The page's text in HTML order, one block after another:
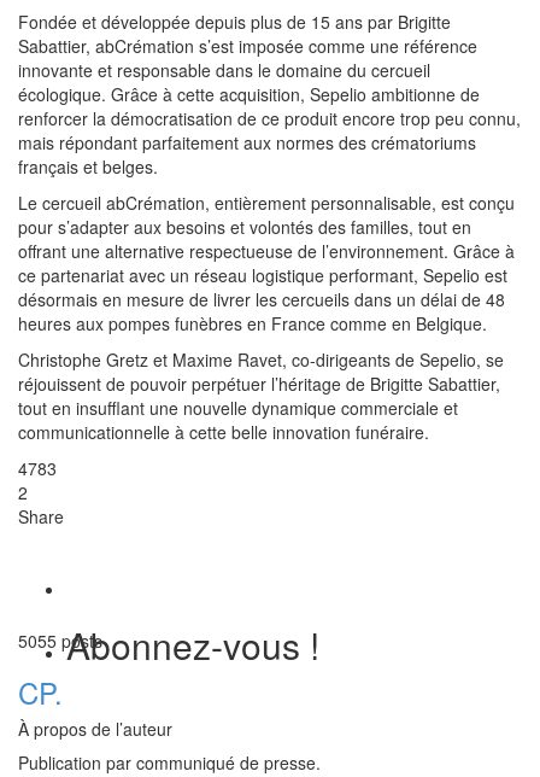
Fondée et développée depuis plus de 15 ans par Brigitte
Sabattier, abCrémation s’est imposée comme une référence
innovante et responsable dans le domaine du cercueil
écologique. Grâce à cette acquisition, Sepelio ambitionne de
renforcer la démocratisation de ce produit encore trop peu connu,
mais répondant parfaitement aux normes des crématoriums
français et belges.
Le cercueil abCrémation, entièrement personnalisable, est conçu
pour s’adapter aux besoins et volontés des familles, tout en
offrant une alternative respectueuse de l’environnement. Grâce à
ce partenariat avec un réseau logistique performant, Sepelio est
désormais en mesure de livrer les cercueils dans un délai de 48
heures aux pompes funèbres en France comme en Belgique.
Christophe Gretz et Maxime Ravet, co-dirigeants de Sepelio, se
réjouissent de pouvoir perpétuer l’héritage de Brigitte Sabattier,
tout en insufflant une nouvelle dynamique commerciale et
communicationnelle à cette belle innovation funéraire.
4783
2
Share
Abonnez-vous !
5055 posts
CP.
À propos de l’auteur
Publication par communiqué de presse.